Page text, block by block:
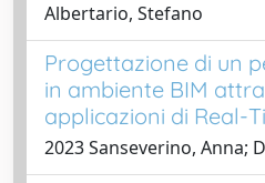
Albertario, Stefano
Progettazione di un
in ambiente BIM
applicazioni di Real-
2023 Sanseverino, Anna;